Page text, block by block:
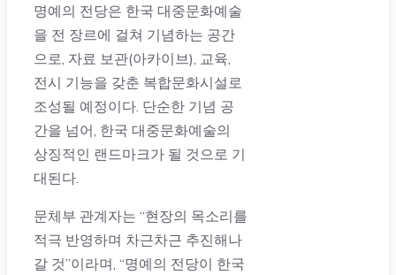
명예의 전당은 한국 대중문화예술
을 전 장르에 걸쳐 기념하는 공간
으로, 자료 보관(아카이브), 교육,
전시 기능을 갖춘 복합문화시설로
조성될 예정이다. 단순한 기념 공
간을 넘어, 한국 대중문화예술의
상징적인 랜드마크가 될 것으로 기
대된다.
문체부 관계자는 “현장의 목소리를
적극 반영하며 차근차근 추진해나
갈 것”이라며, “명예의 전당이 한국